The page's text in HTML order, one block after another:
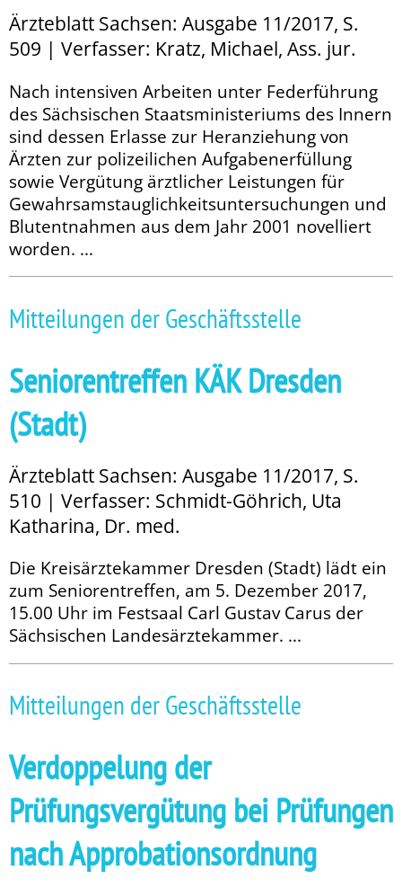
Ärzteblatt Sachsen: Ausgabe 11/2017, S.
509 | Verfasser: Kratz, Michael, Ass. jur.
Nach intensiven Arbeiten unter Feder­­führung
des Sächsischen Staatsministeriums des Innern
sind dessen Erlasse zur Heranziehung von
Ärzten zur polizeilichen Aufgabenerfüllung
sowie Vergütung ärztlicher Leistungen für
Gewahrsamstauglichkeitsuntersuchungen und
Blutentnahmen aus dem Jahr 2001 novelliert
worden. ...
Mitteilungen der Geschäftsstelle
Seniorentreffen KÄK Dresden
(Stadt)
Ärzteblatt Sachsen: Ausgabe 11/2017, S.
510 | Verfasser: Schmidt-Göhrich, Uta
Katharina, Dr. med.
Die Kreisärztekammer Dresden (Stadt) lädt ein
zum Seniorentreffen, am 5. Dezember 2017,
15.00 Uhr im Festsaal Carl Gustav Carus der
Sächsischen Landesärztekammer. ...
Mitteilungen der Geschäftsstelle
Verdoppelung der
Prüfungsvergütung bei Prüfungen
nach Approbationsordnung